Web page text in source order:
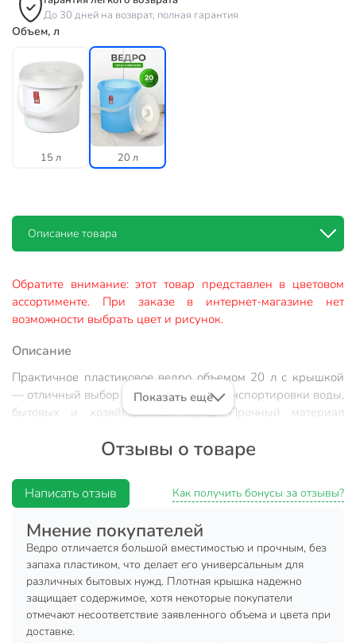
До 30 дней на возврат, полная гарантия
Объем, л
15 л 20 л
Описание товара
Обратите внимание: этот товар представлен в цветовом
ассортименте. При заказе в интернет-магазине нет
возможности выбрать цвет и рисунок.
Описание
Практичное пластиковое ведро объемом 20 л с крышкой
— отличный выбор для хранения и транспортировки воды,
бытовых и хозяйственных нужд. Прочный материал
облегчает переноску. Компактная круглая форма и легкий
вес делают использование максимально комфортным.
Отличное решение для дачи, дома или гаража. Покупка
ведра Darel — это удобство, надежность и порядок в
Преимущества:
герметичная крышка предотвращает проливание;
легкий и прочный пластик;
универсальное применение;
Показать ещё
Отзывы о товаре
Написать отзыв Как получить бонусы за отзывы?
Мнение покупателей
Ведро отличается большой вместимостью и прочным, без
запаха пластиком, что делает его универсальным для
различных бытовых нужд. Плотная крышка надежно
защищает содержимое, хотя некоторые покупатели
отмечают несоответствие заявленного объема и цвета при
доставке.